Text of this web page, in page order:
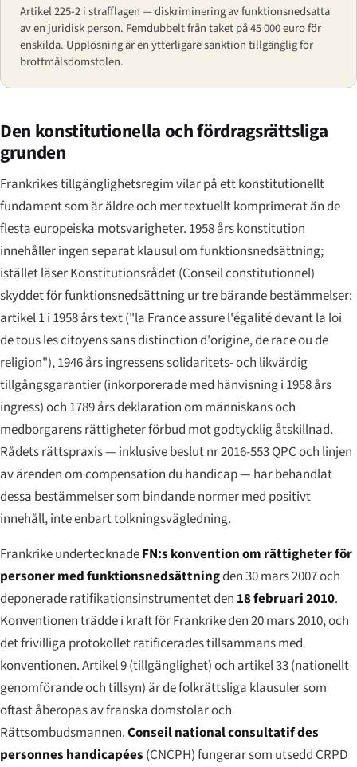
Artikel 225-2 i strafflagen — diskriminering av funktionsnedsatta
av en juridisk person. Femdubbelt från taket på 45 000 euro för
enskilda. Upplösning är en ytterligare sanktion tillgänglig för
brottmålsdomstolen.
Den konstitutionella och fördragsrättsliga
grunden
Frankrikes tillgänglighetsregim vilar på ett konstitutionellt
fundament som är äldre och mer textuellt komprimerat än de
flesta europeiska motsvarigheter. 1958 års konstitution
innehåller ingen separat klausul om funktionsnedsättning;
istället läser Konstitutionsrådet (Conseil constitutionnel)
skyddet för funktionsnedsättning ur tre bärande bestämmelser:
artikel 1 i 1958 års text ("la France assure l'égalité devant la loi
de tous les citoyens sans distinction d'origine, de race ou de
religion"), 1946 års ingressens solidaritets- och likvärdig
tillgångsgarantier (inkorporerade med hänvisning i 1958 års
ingress) och 1789 års deklaration om människans och
medborgarens rättigheter förbud mot godtycklig åtskillnad.
Rådets rättspraxis — inklusive beslut nr 2016-553 QPC och linjen
av ärenden omcompensation du handicap— har behandlat
dessa bestämmelser som bindande normer med positivt
innehåll, inte enbart tolkningsvägledning.
Frankrike undertecknadeFN:s konvention om rättigheter för
personer med funktionsnedsättningden 30 mars 2007 och
deponerade ratifikationsinstrumentet den 18 februari 2010.
Konventionen trädde i kraft för Frankrike den 20 mars 2010, och
det frivilliga protokollet ratificerades tillsammans med
konventionen. Artikel 9 (tillgänglighet) och artikel 33 (nationellt
genomförande och tillsyn) är de folkrättsliga klausuler som
oftast åberopas av franska domstolar och
Rättsombudsmannen.Conseil national consultatif des
personnes handicapées (CNCPH) fungerar som utsedd CRPD